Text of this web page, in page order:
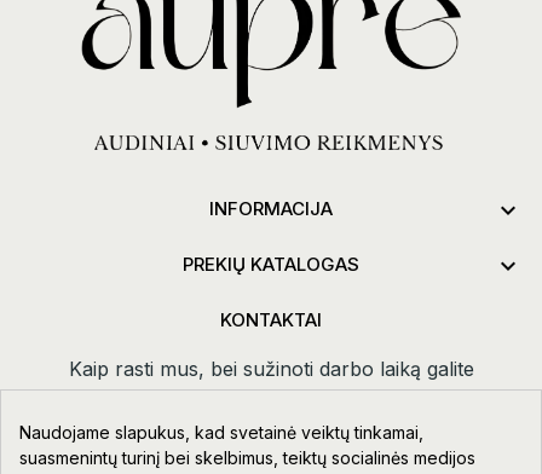
INFORMACIJA 
PREKIŲ KATALOGAS 
KONTAKTAI
Kaip rasti mus, bei sužinoti darbo laiką galite
paspauduskontaktai.
Taikos pr. 111-109, Klaipėda
Naudojame slapukus, kad svetainė veiktų tinkamai,
suasmenintų turinį bei skelbimus, teiktų socialinės medijos